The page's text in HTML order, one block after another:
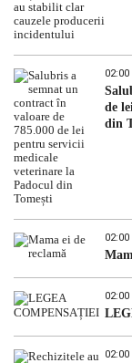
02:00
de
din
02:00
02:00
02:00